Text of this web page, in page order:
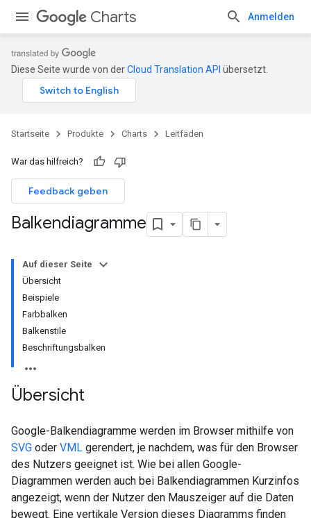
Charts Anmelden
Diese Seite wurde von derCloud Translation API übersetzt.
Startseite Produkte Charts Leitfäden
War das hilfreich?
Feedback geben
Balkendiagramme
Auf dieser Seite
Übersicht
Beispiele
Farbbalken
Balkenstile
Beschriftungsbalken
Übersicht
Google-Balkendiagramme werden im Browser mithilfe von
SVG oder VML gerendert, je nachdem, was für den Browser
des Nutzers geeignet ist. Wie bei allen Google-
Diagrammen werden auch bei Balkendiagrammen Kurzinfos
angezeigt, wenn der Nutzer den Mauszeiger auf die Daten
bewegt. Eine vertikale Version dieses Diagramms finden